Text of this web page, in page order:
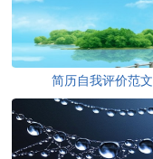
简历自我评价范文